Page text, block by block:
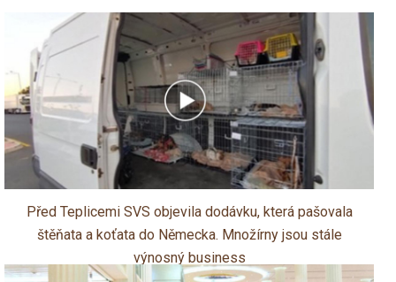
Před Teplicemi SVS objevila dodávku, která pašovala
štěňata a koťata do Německa. Množírny jsou stále
výnosný business